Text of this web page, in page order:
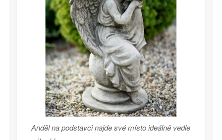
Anděl na podstavci najde své místo ideálně vedle